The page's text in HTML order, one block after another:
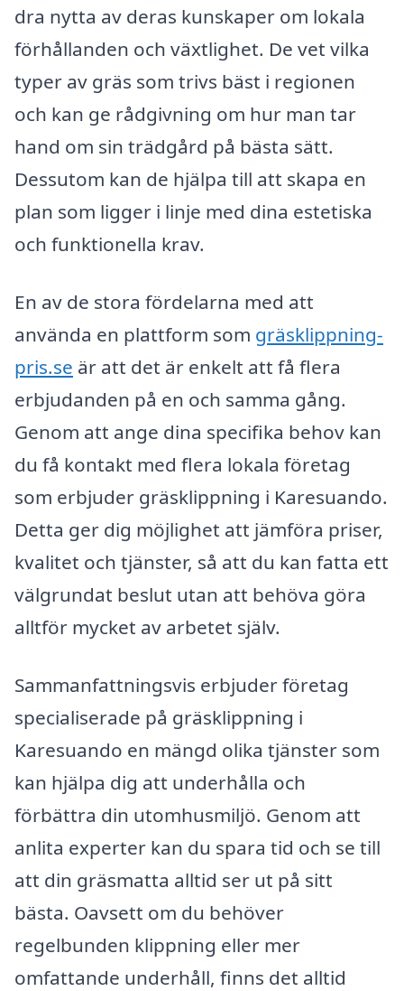
dra nytta av deras kunskaper om lokala
förhållanden och växtlighet. De vet vilka
typer av gräs som trivs bäst i regionen
och kan ge rådgivning om hur man tar
hand om sin trädgård på bästa sätt.
Dessutom kan de hjälpa till att skapa en
plan som ligger i linje med dina estetiska
och funktionella krav.
En av de stora fördelarna med att
använda en plattform som gräsklippning-
pris.se är att det är enkelt att få flera
erbjudanden på en och samma gång.
Genom att ange dina specifika behov kan
du få kontakt med flera lokala företag
som erbjuder gräsklippning i Karesuando.
Detta ger dig möjlighet att jämföra priser,
kvalitet och tjänster, så att du kan fatta ett
välgrundat beslut utan att behöva göra
alltför mycket av arbetet själv.
Sammanfattningsvis erbjuder företag
specialiserade på gräsklippning i
Karesuando en mängd olika tjänster som
kan hjälpa dig att underhålla och
förbättra din utomhusmiljö. Genom att
anlita experter kan du spara tid och se till
att din gräsmatta alltid ser ut på sitt
bästa. Oavsett om du behöver
regelbunden klippning eller mer
omfattande underhåll, finns det alltid